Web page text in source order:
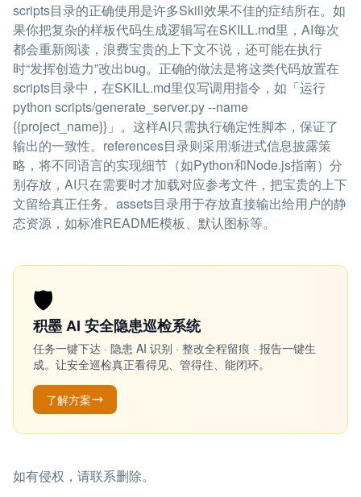
scripts目录的正确使用是许多Skill效果不佳的症结所在。如
果你把复杂的样板代码生成逻辑写在SKILL.md里，AI每次
都会重新阅读，浪费宝贵的上下文不说，还可能在执行
时“发挥创造力”改出bug。正确的做法是将这类代码放置在
scripts目录中，在SKILL.md里仅写调用指令，如「运行
python scripts/generate_server.py --name
{{project_name}}」。这样AI只需执行确定性脚本，保证了
输出的一致性。references目录则采用渐进式信息披露策
略，将不同语言的实现细节（如Python和Node.js指南）分
别存放，AI只在需要时才加载对应参考文件，把宝贵的上下
文留给真正任务。assets目录用于存放直接输出给用户的静
态资源，如标准README模板、默认图标等。
🛡️
积墨 AI 安全隐患巡检系统
任务一键下达 · 隐患 AI 识别 · 整改全程留痕 · 报告一键生
成。让安全巡检真正看得见、管得住、能闭环。
了解方案
如有侵权，请联系删除。